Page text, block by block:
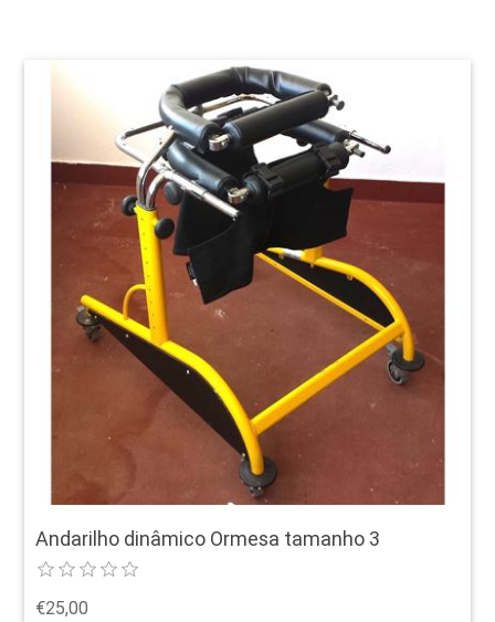
Andarilho dinâmico Ormesa tamanho 3
€25,00